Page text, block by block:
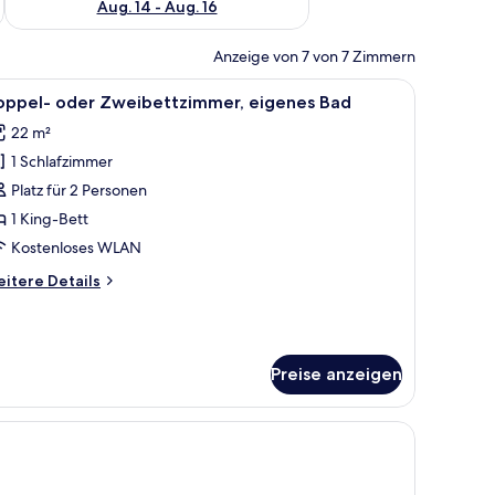
Aug. 14 - Aug. 16
Anzeige von 7 von 7 Zimmern
Bett, einer Duschkabine aus Glas und einem Spiegel an der Wand.
Ein ordentlich bezogenes Bett mit weißen
5 oder Zweibettzimmer, eigenes Bad
22 m²
1 Schlafzimmer
Platz für 2 Personen
1 King-Bett
Kostenloses WLAN
Details
Preise anzeigen
Sessel und ein Fenster mit weißen Vorhängen.